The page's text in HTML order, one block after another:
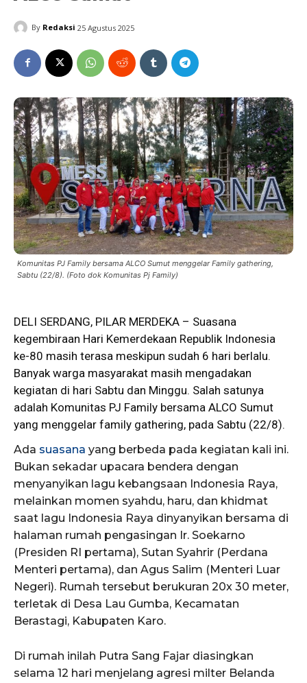
By Redaksi 25 Agustus 2025
Komunitas PJ Family bersama ALCO Sumut menggelar Family gathering,
Sabtu (22/8). (Foto dok Komunitas Pj Family)
DELI SERDANG, PILAR MERDEKA – Suasana
kegembiraan Hari Kemerdekaan Republik Indonesia
ke-80 masih terasa meskipun sudah 6 hari berlalu.
Banyak warga masyarakat masih mengadakan
kegiatan di hari Sabtu dan Minggu. Salah satunya
adalah Komunitas PJ Family bersama ALCO Sumut
yang menggelar family gathering, pada Sabtu (22/8).
Ada suasana yang berbeda pada kegiatan kali ini.
Bukan sekadar upacara bendera dengan
menyanyikan lagu kebangsaan Indonesia Raya,
melainkan momen syahdu, haru, dan khidmat
saat lagu Indonesia Raya dinyanyikan bersama di
halaman rumah pengasingan Ir. Soekarno
(Presiden RI pertama), Sutan Syahrir (Perdana
Menteri pertama), dan Agus Salim (Menteri Luar
Negeri). Rumah tersebut berukuran 20x 30 meter,
terletak di Desa Lau Gumba, Kecamatan
Berastagi, Kabupaten Karo.
Di rumah inilah Putra Sang Fajar diasingkan
selama 12 hari menjelang agresi milter Belanda